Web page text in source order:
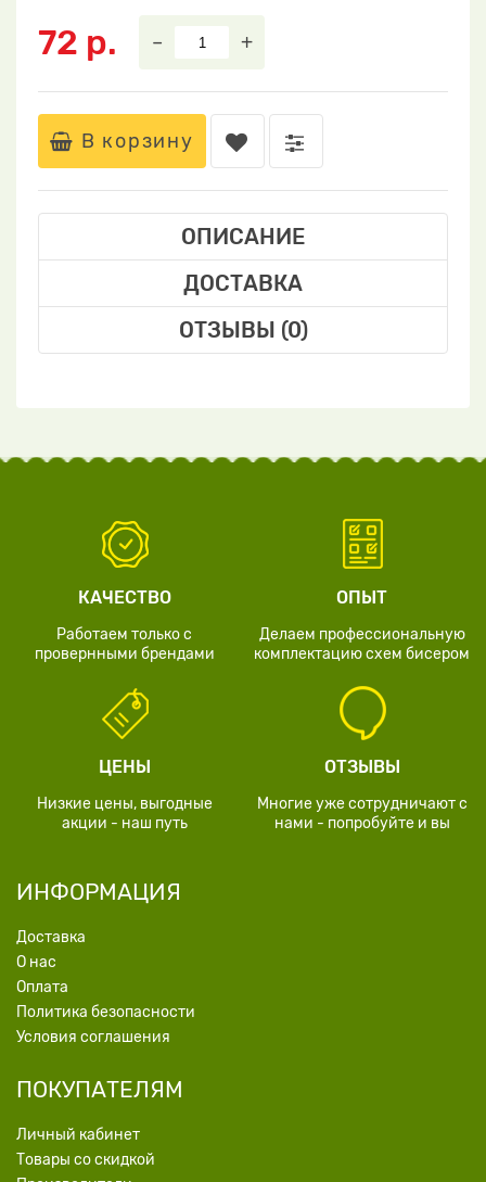
72 р. – +
В корзину
ОПИСАНИЕ
ДОСТАВКА
ОТЗЫВЫ (0)
КАЧЕСТВО
Работаем только с
провернными брендами
ОПЫТ
Делаем профессиональную
комплектацию схем бисером
ЦЕНЫ
Низкие цены, выгодные
акции - наш путь
ОТЗЫВЫ
Многие уже сотрудничают с
нами - попробуйте и вы
ИНФОРМАЦИЯ
Доставка
О нас
Оплата
Политика безопасности
Условия соглашения
ПОКУПАТЕЛЯМ
Личный кабинет
Товары со скидкой